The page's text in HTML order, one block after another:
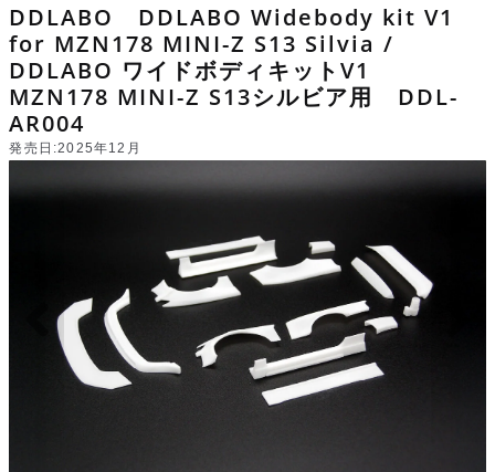
へ
ス
キ
ッ
プ
キ
ッ
プ
カテゴリー一覧
メーカーから探す
DDLABO DDLABO Widebody kit V1
for MZN178 MINI-Z S13 Silvia /
DDLABO ワイドボディキットV1
MZN178 MINI-Z S13シルビア用 DDL-
AR004
発売日:2025年12月